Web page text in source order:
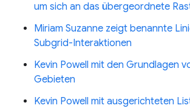
um sich an das übergeordnete
Miriam Suzanne zeigt benannte
Subgrid-Interaktionen
Kevin Powell mit den Grundlagen
Gebieten
Kevin Powell mit ausgerichteten